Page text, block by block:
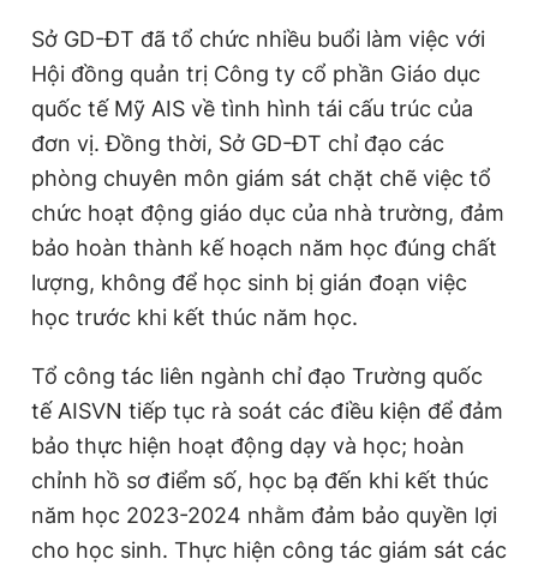
Sở GD-ĐT đã tổ chức nhiều buổi làm việc với
Hội đồng quản trị Công ty cổ phần Giáo dục
quốc tế Mỹ AIS về tình hình tái cấu trúc của
đơn vị. Đồng thời, Sở GD-ĐT chỉ đạo các
phòng chuyên môn giám sát chặt chẽ việc tổ
chức hoạt động giáo dục của nhà trường, đảm
bảo hoàn thành kế hoạch năm học đúng chất
lượng, không để học sinh bị gián đoạn việc
học trước khi kết thúc năm học.
Tổ công tác liên ngành chỉ đạo Trường quốc
tế AISVN tiếp tục rà soát các điều kiện để đảm
bảo thực hiện hoạt động dạy và học; hoàn
chỉnh hồ sơ điểm số, học bạ đến khi kết thúc
năm học 2023-2024 nhằm đảm bảo quyền lợi
cho học sinh. Thực hiện công tác giám sát các